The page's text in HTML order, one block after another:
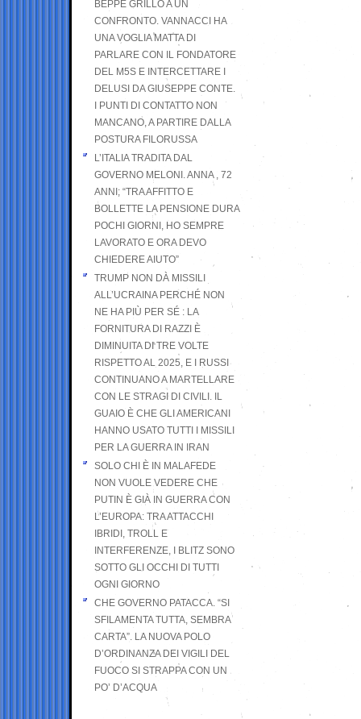
BEPPE GRILLO A UN
CONFRONTO. VANNACCI HA
UNA VOGLIA MATTA DI
PARLARE CON IL FONDATORE
DEL M5S E INTERCETTARE I
DELUSI DA GIUSEPPE CONTE.
I PUNTI DI CONTATTO NON
MANCANO, A PARTIRE DALLA
POSTURA FILORUSSA
L’ITALIA TRADITA DAL
GOVERNO MELONI. ANNA , 72
ANNI; “TRA AFFITTO E
BOLLETTE LA PENSIONE DURA
POCHI GIORNI, HO SEMPRE
LAVORATO E ORA DEVO
CHIEDERE AIUTO”
TRUMP NON DÀ MISSILI
ALL’UCRAINA PERCHÉ NON
NE HA PIÙ PER SÉ : LA
FORNITURA DI RAZZI È
DIMINUITA DI TRE VOLTE
RISPETTO AL 2025, E I RUSSI
CONTINUANO A MARTELLARE
CON LE STRAGI DI CIVILI. IL
GUAIO È CHE GLI AMERICANI
HANNO USATO TUTTI I MISSILI
PER LA GUERRA IN IRAN
SOLO CHI È IN MALAFEDE
NON VUOLE VEDERE CHE
PUTIN È GIÀ IN GUERRA CON
L’EUROPA: TRA ATTACCHI
IBRIDI, TROLL E
INTERFERENZE, I BLITZ SONO
SOTTO GLI OCCHI DI TUTTI
OGNI GIORNO
CHE GOVERNO PATACCA. “SI
SFILAMENTA TUTTA, SEMBRA
CARTA”. LA NUOVA POLO
D’ORDINANZA DEI VIGILI DEL
FUOCO SI STRAPPA CON UN
PO’ D’ACQUA